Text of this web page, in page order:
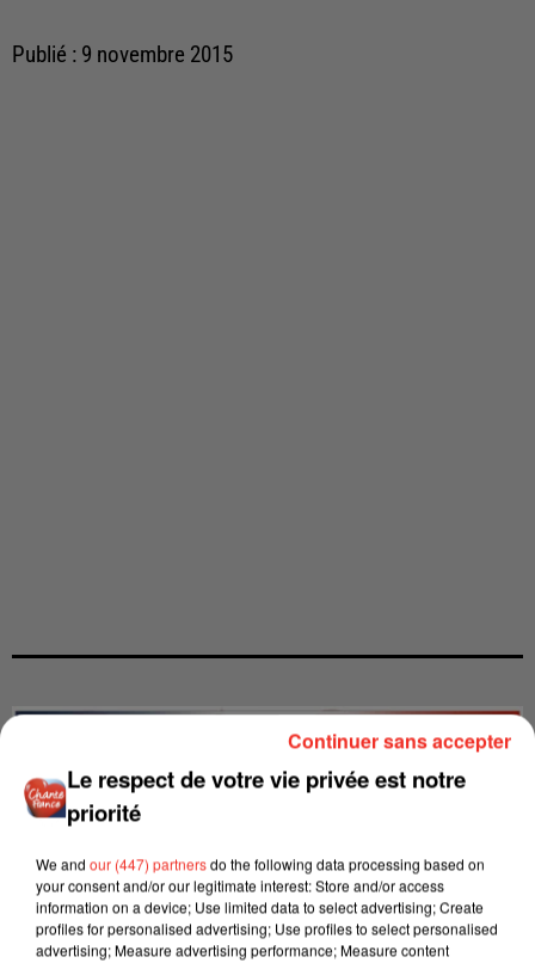
Publié : 9 novembre 2015
Le respect de votre vie privée est notre
priorité
We and our (447) partnersdo the following data processing based on
your consent and/or our legitimate interest: Store and/or access
information on a device; Use limited data to select advertising; Create
profiles for personalised advertising; Use profiles to select personalised
advertising; Measure advertising performance; Measure content
Continuer sans accepter